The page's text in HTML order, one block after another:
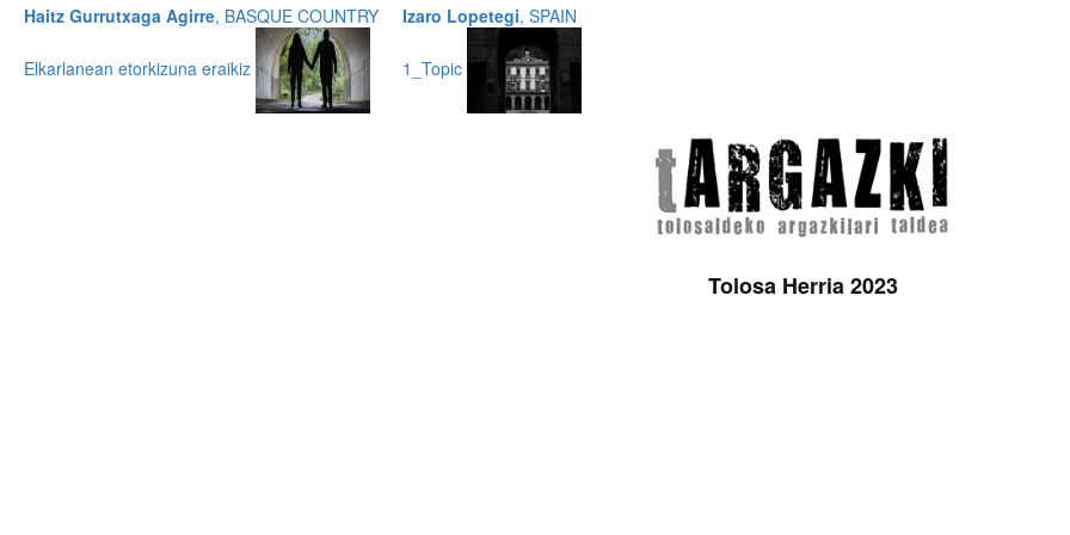
Haitz Gurrutxaga Agirre, BASQUE COUNTRY
Elkarlanean etorkizuna eraikiz
Izaro Lopetegi, SPAIN
1_Topic
Tolosa Herria 2023